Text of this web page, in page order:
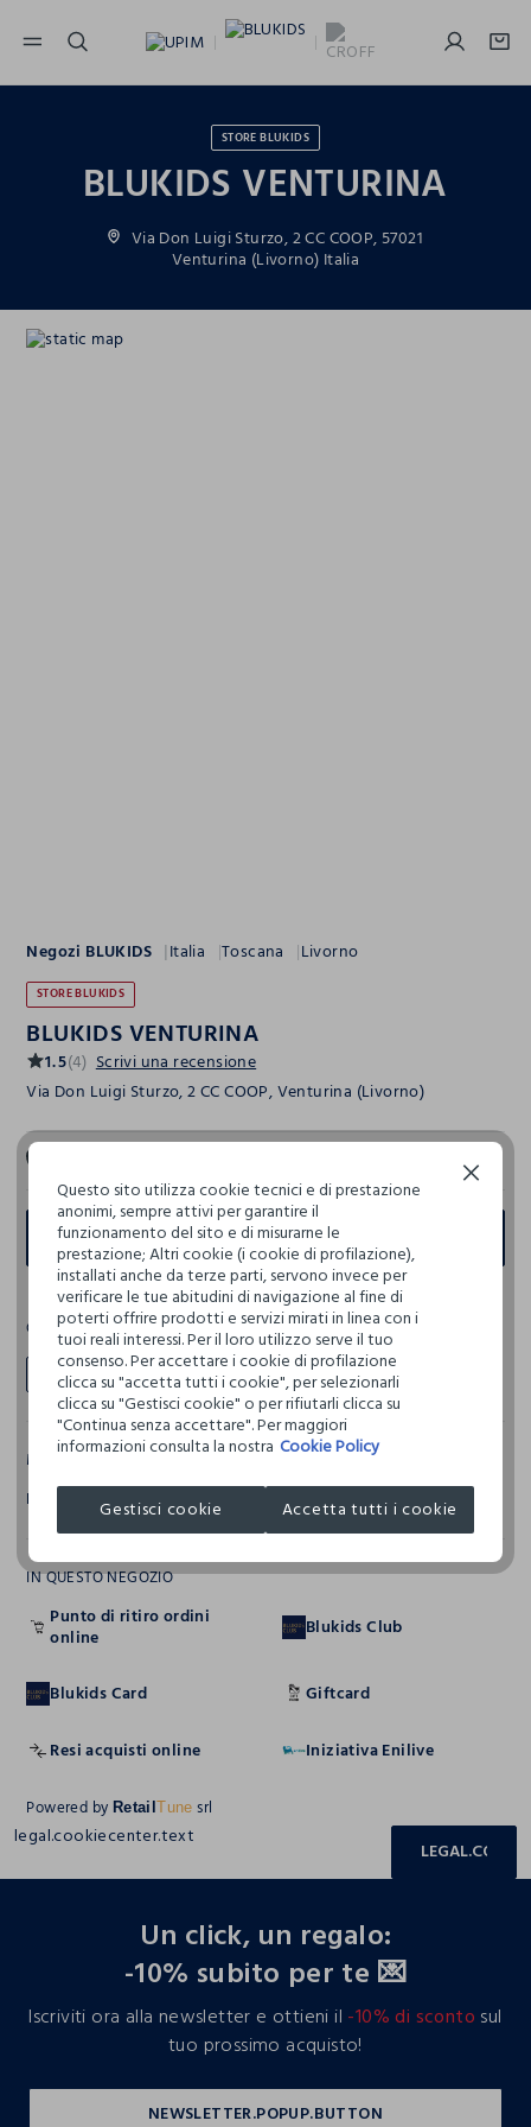
NAVIGATION.ARIA.GOTOMAINCONTENT
STORE BLUKIDS
BLUKIDS VENTURINA
Via Don Luigi Sturzo, 2 CC COOP, 57021
Venturina (Livorno) Italia
Negozi BLUKIDS Italia Toscana Livorno
STORE BLUKIDS
BLUKIDS VENTURINA
1.5(4) Scrivi una recensione
Via Don Luigi Sturzo, 2 CC COOP, Venturina (Livorno)
INDICAZIONI
COLLEZIONI
Bambino
MARCHI
BLUKIDS
IN QUESTO NEGOZIO
Punto di ritiro ordini
online Blukids Club
Blukids Card Giftcard
Resi acquisti online Iniziativa Enilive
Powered by RetailTune srl
legal.cookiecenter.text
Un click, un regalo:
-10% subito per te 💌
Iscriviti ora alla newsletter e ottieni il -10% di sconto sul
tuo prossimo acquisto!
Questo sito utilizza cookie tecnici e di prestazione
anonimi, sempre attivi per garantire il
funzionamento del sito e di misurarne le
prestazione; Altri cookie (i cookie di profilazione),
installati anche da terze parti, servono invece per
verificare le tue abitudini di navigazione al fine di
poterti offrire prodotti e servizi mirati in linea con i
tuoi reali interessi. Per il loro utilizzo serve il tuo
consenso. Per accettare i cookie di profilazione
clicca su "accetta tutti i cookie", per selezionarli
clicca su "Gestisci cookie" o per rifiutarli clicca su
"Continua senza accettare". Per maggiori
informazioni consulta la nostra Cookie Policy
Gestisci cookie Accetta tutti i cookie
Continua senza accettare